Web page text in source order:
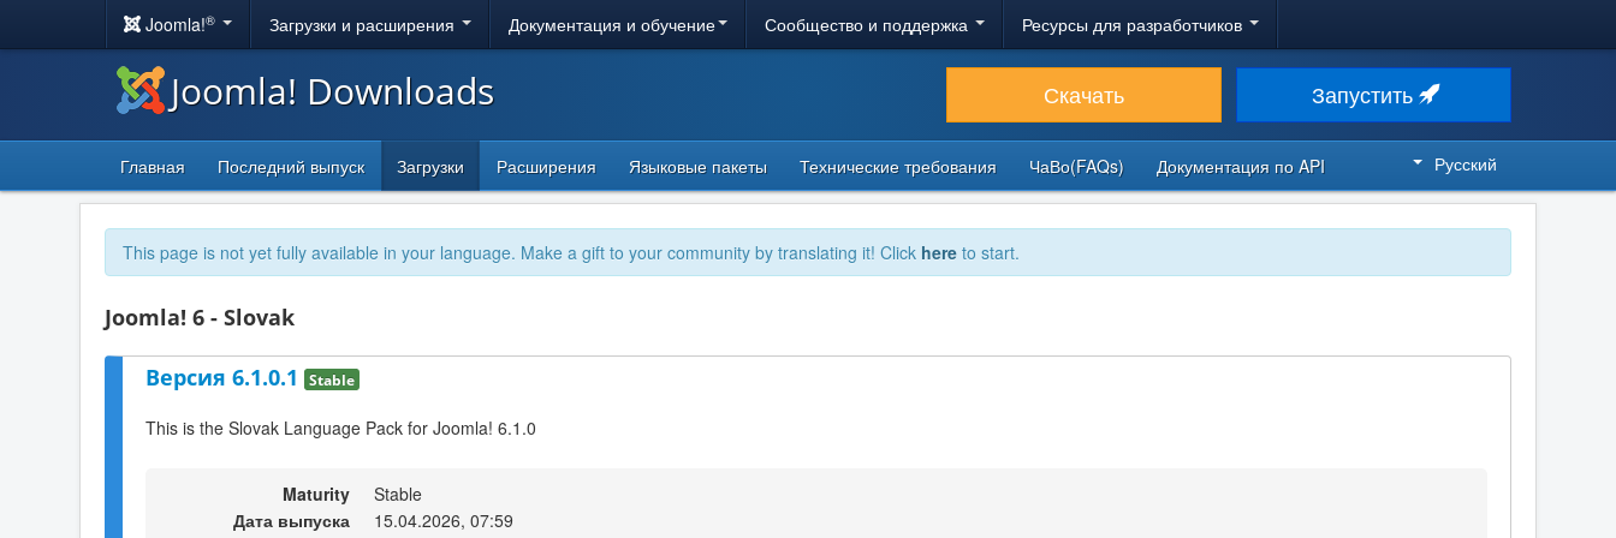
Joomla!® Загрузки и расширения Документация и обучение Сообщество и поддержка Ресурсы для разработчиков
Joomla! Downloads Скачать Запустить
Главная Последний выпуск Загрузки Расширения Языковые пакеты Технические требования ЧаВо(FAQs) Документация по API Русский
This page is not yet fully available in your language. Make a gift to your community by translating it! Click here to start.
Joomla! 6 - Slovak
Версия 6.1.0.1 Stable
This is the Slovak Language Pack for Joomla! 6.1.0
Maturity
Stable
Дата выпуска
15.04.2026, 07:59